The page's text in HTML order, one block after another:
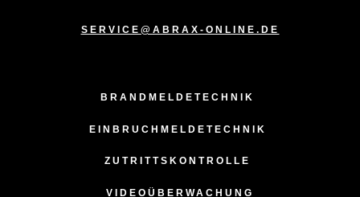
SERVICE@ABRAX-ONLINE.DE
BRANDMELDETECHNIK
EINBRUCHMELDETECHNIK
ZUTRITTSKONTROLLE
VIDEOÜBERWACHUNG